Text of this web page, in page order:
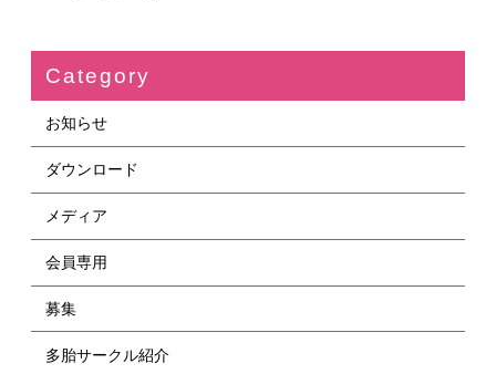
Category
お知らせ
ダウンロード
メディア
会員専用
募集
多胎サークル紹介